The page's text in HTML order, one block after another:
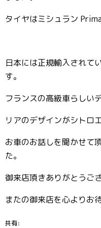
タイヤはミシュラン
日本には正規輸入されて
す。
フランスの高級車らしい
リアのデザインがシトロ
お車のお話しを聞かせて
た。
御来店頂きありがとうご
またの御来店を心よりお
共有: